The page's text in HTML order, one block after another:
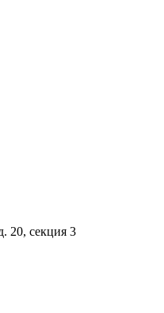
20, секция 3